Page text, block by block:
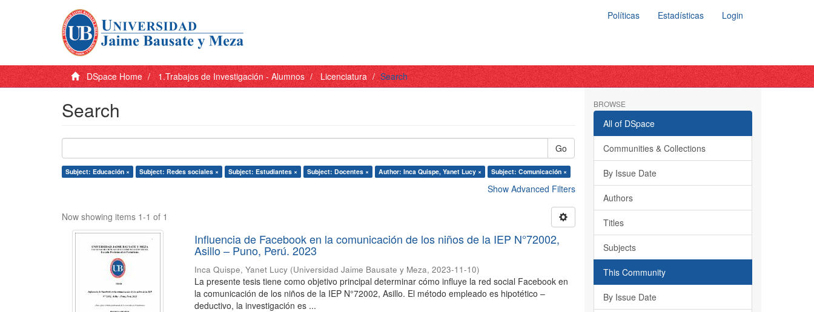
Políticas Estadísticas Login
DSpace Home 1.Trabajos de Investigación - Alumnos Licenciatura Search
Search
Go
Subject: Educación × Subject: Redes sociales × Subject: Estudiantes × Subject: Docentes × Author: Inca Quispe, Yanet Lucy × Subject: Comunicación ×
Show Advanced Filters
Now showing items 1-1 of 1
Influencia de Facebook en la comunicación de los niños de la IEP N°72002,
Asillo – Puno, Perú. 2023
Inca Quispe, Yanet Lucy (Universidad Jaime Bausate y Meza,2023-11-10)
La presente tesis tiene como objetivo principal determinar cómo influye la red social Facebook en
la comunicación de los niños de la IEP N°72002, Asillo. El método empleado es hipotético –
deductivo, la investigación es ...
BROWSE
All of DSpace
Communities & Collections
By Issue Date
Authors
Titles
Subjects
This Community
By Issue Date